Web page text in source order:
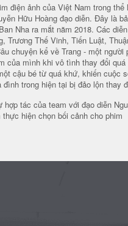
điện ảnh của Việt Nam trong
Hữu Hoàng đạo diễn. Đây là
Nha ra mắt năm 2018. Các
Trương Thế Vinh, Tiến Luật,
chuyện kể về Trang - một người
của mình khi vô tình thay đổi
cậu bé từ quá khứ, khiến cuộc
đình trong hiện tại bị đảo lộn thay
hợp tác của team với đạo diễn
thực hiện chọn bối cảnh cho phim